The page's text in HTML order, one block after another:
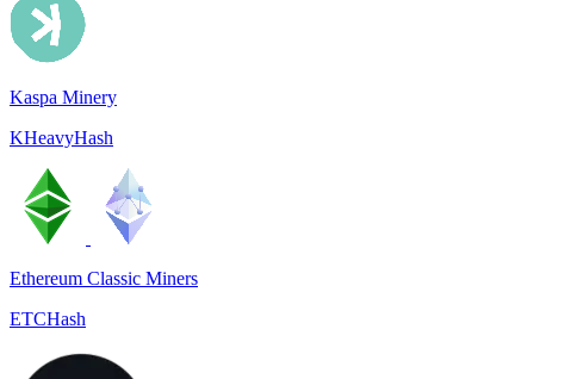
Kaspa Minery
KHeavyHash
Ethereum Classic Miners
ETCHash